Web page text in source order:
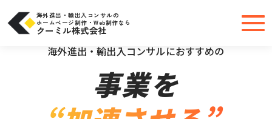
海外進出・輸出入コンサルの
ホームページ制作・Web制作なら
クーミル株式会社
＼大手・中小問わず実績豊富だから安心／
海外進出・輸出入コンサルにおすすめの
事業を